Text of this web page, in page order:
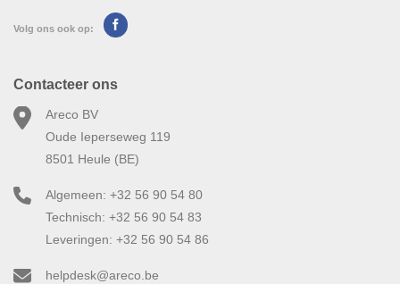
Volg ons ook op:
Contacteer ons
Areco BV
Oude Ieperseweg 119
8501 Heule (BE)
Algemeen: +32 56 90 54 80
Technisch: +32 56 90 54 83
Leveringen: +32 56 90 54 86
helpdesk@areco.be